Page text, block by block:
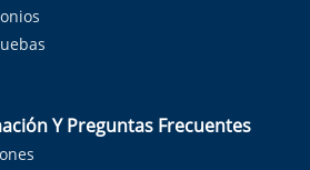
Y Preguntas Frecuentes